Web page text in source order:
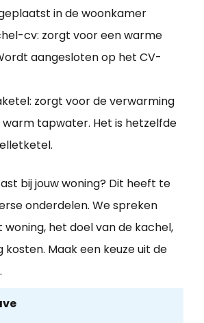
in de woonkamer
cv: zorgt voor een warme
aangesloten op het CV-
zorgt voor de verwarming
tapwater. Het is hetzelfde
bij jouw woning? Dit heeft te
onderdelen. We spreken
woning, het doel van de kachel,
Maak een keuze uit de